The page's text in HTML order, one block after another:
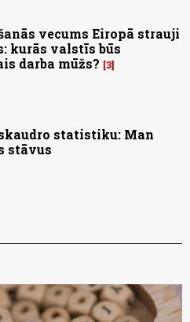
vecums Eiropā strauji
kurās valstīs būs
darba mūžs? 3
statistiku: Man
stāvus